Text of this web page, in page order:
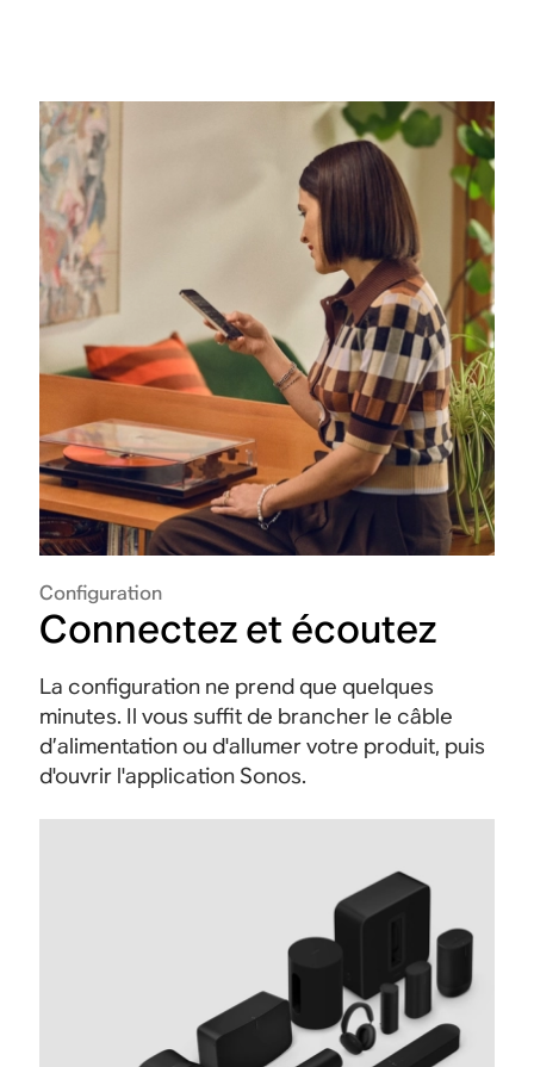
Configuration
Connectez et écoutez
La configuration ne prend que quelques
minutes. Il vous suffit de brancher le câble
d’alimentation ou d'allumer votre produit, puis
d'ouvrir l'application Sonos.